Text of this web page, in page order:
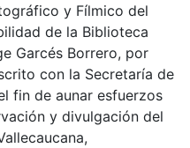
y Fílmico del
de la Biblioteca
Garcés Borrero, por
con la Secretaría de
fin de aunar esfuerzos
y divulgación del